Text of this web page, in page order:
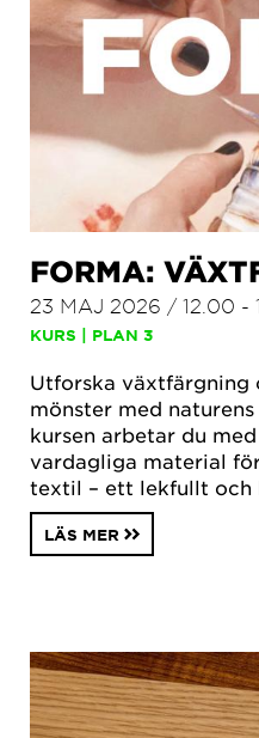
FORMA:
23 MAJ 2026 / 12.00 -
KURS | PLAN 3
Utforska växtfärgning
mönster med
kursen arbetar du
vardagliga material
textil – ett lekfullt och
LÄS MER